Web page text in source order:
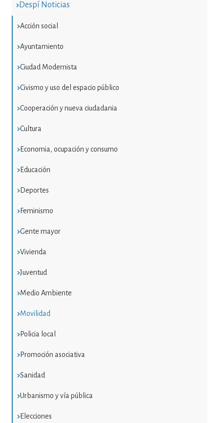
Despí Noticias
Acción social
Ayuntamiento
Ciudad Modernista
Civismo y uso del espacio público
Cooperación y nueva ciudadania
Cultura
Economia, ocupación y consumo
Educación
Deportes
Feminismo
Gente mayor
Vivienda
Juventud
Medio Ambiente
Movilidad
Policia local
Promoción asociativa
Sanidad
Urbanismo y vía pública
Elecciones